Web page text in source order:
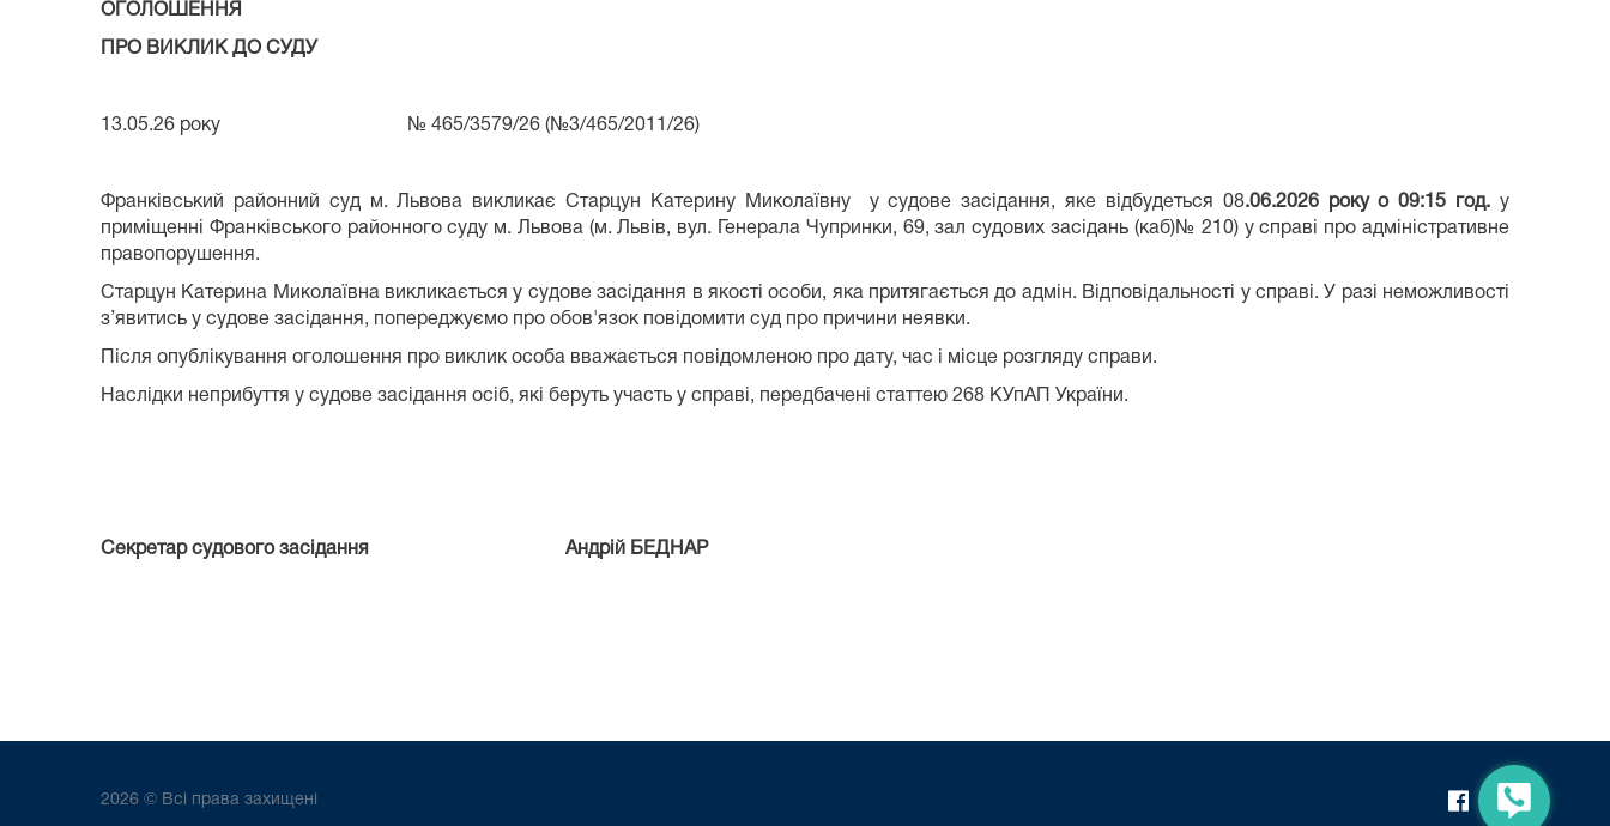
ОГОЛОШЕННЯ
ПРО ВИКЛИК ДО СУДУ
13.05.26 року № 465/3579/26 (№3/465/2011/26)
Франківський районний суд м. Львова викликає Старцун Катерину Миколаївну у судове засідання, яке відбудеться 08.06.2026 року о 09:15 год. у
приміщенні Франківського районного суду м. Львова (м. Львів, вул. Генерала Чупринки, 69, зал судових засідань (каб)№ 210) у справі про адміністративне
правопорушення.
Старцун Катерина Миколаївна викликається у судове засідання в якості особи, яка притягається до адмін. Відповідальності у справі. У разі неможливості
з’явитись у судове засідання, попереджуємо про обов'язок повідомити суд про причини неявки.
Після опублікування оголошення про виклик особа вважається повідомленою про дату, час і місце розгляду справи.
Наслідки неприбуття у судове засідання осіб, які беруть участь у справі, передбачені статтею 268 КУпАП України.
Секретар судового засідання Андрій БЕДНАР
2026 © Всі права захищені